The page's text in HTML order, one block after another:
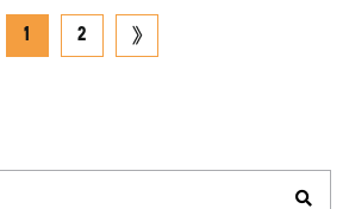
Posts
pagination
1 2
page